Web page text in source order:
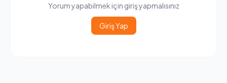
Yorum yapabilmek için giriş yapmalısınız
Giriş Yap